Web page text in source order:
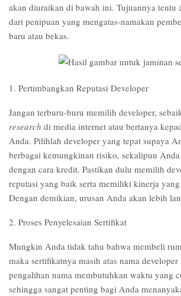
akan diuraikan di bawah ini. Tujuannya tentu
dari penipuan yang mengatas-namakan
baru atau bekas.
1. Pertimbangkan Reputasi Developer
Jangan terburu-buru memilih developer,
research di media internet atau bertanya
Anda. Pilihlah developer yang tepat supaya
berbagai kemungkinan risiko, sekalipun
dengan cara kredit. Pastikan dulu memilih
reputasi yang baik serta memiliki kinerja
Dengan demikian, urusan Anda akan lebih
2. Proses Penyelesaian Sertifikat
Mungkin Anda tidak tahu bahwa membeli
maka sertifikatnya masih atas nama developer
pengalihan nama membutuhkan waktu yang
sehingga sangat penting bagi Anda